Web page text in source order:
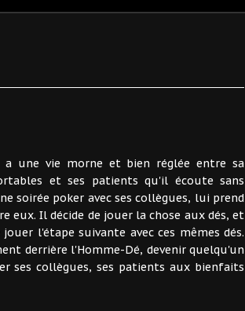
a une vie morne et bien réglée entre sa
et ses patients qu'il écoute sans
soirée poker avec ses collègues, lui prend
eux. Il décide de jouer la chose aux dés, et
l'étape suivante avec ces mêmes dés.
derrière l'Homme-Dé, devenir quelqu'un
ses collègues, ses patients aux bienfaits